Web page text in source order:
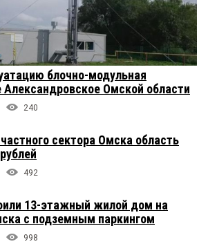
блочно-модульная
Александровское Омской области
240
сектора Омска область
492
13-этажный жилой дом на
с подземным паркингом
998